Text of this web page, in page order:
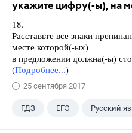
укажите цифру(-ы), на
18.
Расставьте все знаки
месте которой(-ых)
в предложении должна(-ы)
(Подробнее...)
25 сентября 2017
ГДЗ ЕГЭ Русский